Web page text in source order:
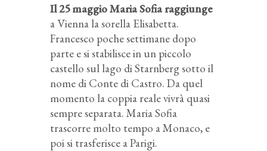
Il 25 maggio Maria Sofia raggiunge
a Vienna la sorella Elisabetta.
Francesco poche settimane dopo
parte e si stabilisce in un piccolo
castello sul lago di Starnberg sotto il
nome di Conte di Castro. Da quel
momento la coppia reale vivrà quasi
sempre separata. Maria Sofia
trascorre molto tempo a Monaco, e
poi si trasferisce a Parigi.